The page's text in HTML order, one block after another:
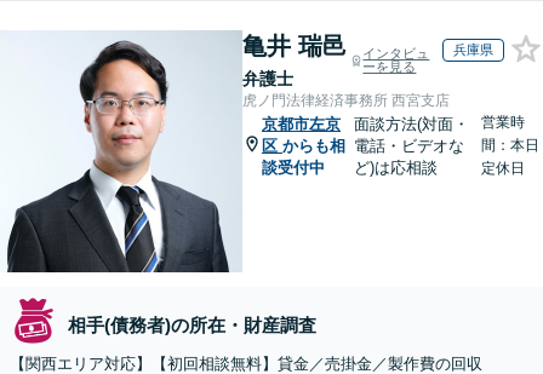
亀井 瑞邑
弁護士
インタビュ
ーを見る
兵庫県
虎ノ門法律経済事務所 西宮支店
京都市左京
区 からも相
談受付中
面談方法(対面・
電話・ビデオな
ど)は応相談
営業時
間：本日
定休日
相手(債務者)の所在・財産調査
【関西エリア対応】【初回相談無料】貸金／売掛金／製作費の回収